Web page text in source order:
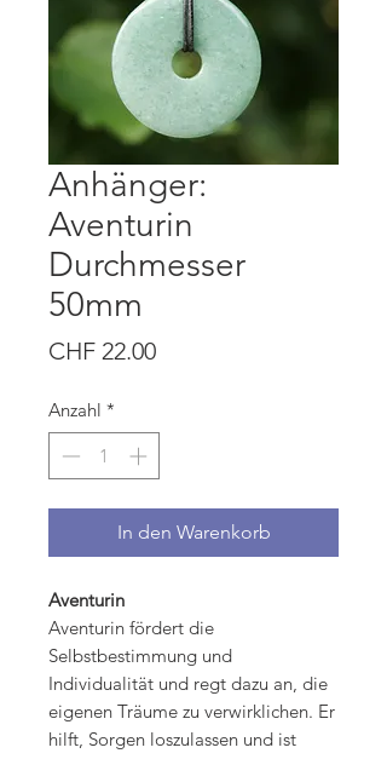
Anhänger:
Aventurin
Durchmesser
50mm
CHF 22.00Preis
Anzahl *
In den Warenkorb
Aventurin
Aventurin fördert die
Selbstbestimmung und
Individualität und regt dazu an, die
eigenen Träume zu verwirklichen. Er
hilft, Sorgen loszulassen und ist